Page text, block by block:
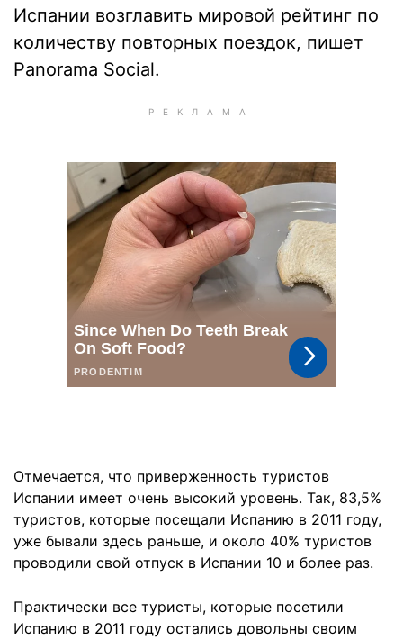
Испании возглавить мировой рейтинг по
количеству повторных поездок, пишет
Panorama Social.
Отмечается, что приверженность туристов
Испании имеет очень высокий уровень. Так, 83,5%
туристов, которые посещали Испанию в 2011 году,
уже бывали здесь раньше, и около 40% туристов
проводили свой отпуск в Испании 10 и более раз.
Практически все туристы, которые посетили
Испанию в 2011 году остались довольны своим